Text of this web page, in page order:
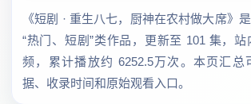
《短剧 · 重生八七，厨神在农村做大席》
“热门、短剧”类作品，更新至 101 集，
频，累计播放约 6252.5万次。本页汇总
据、收录时间和原始观看入口。